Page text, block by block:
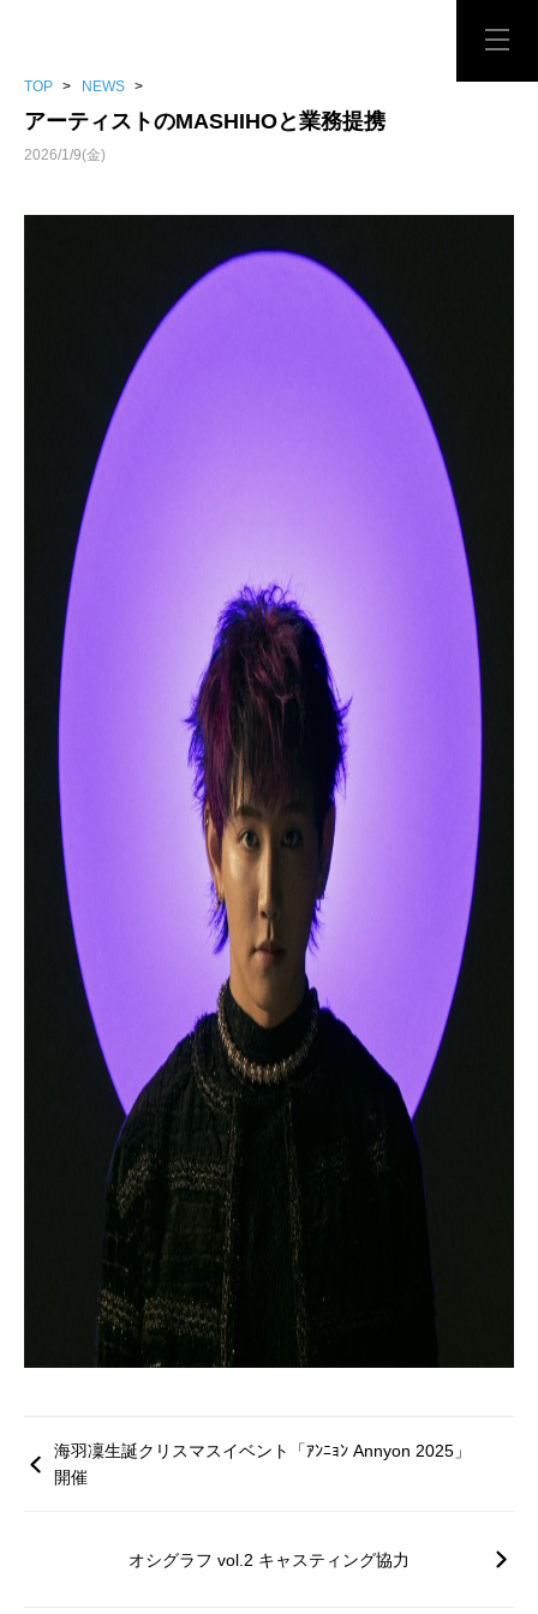
TOP > NEWS >
アーティストのMASHIHOと業務提携
2026/1/9(金)
海羽凜生誕クリスマスイベント「ｱﾝﾆｮﾝ Annyon 2025」
開催
オシグラフ vol.2 キャスティング協力